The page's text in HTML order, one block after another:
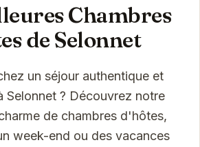
Chambres
de Selonnet
un séjour authentique et
Selonnet ? Découvrez notre
de chambres d'hôtes,
week-end ou des vacances